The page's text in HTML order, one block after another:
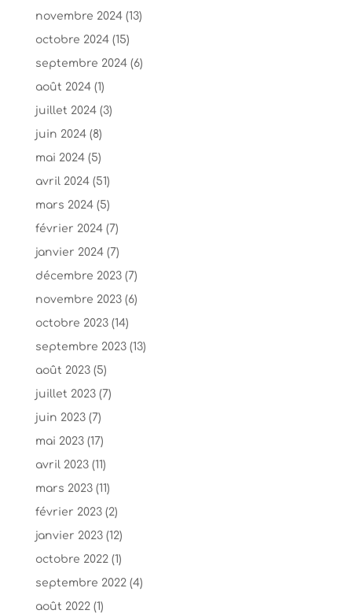
novembre 2024(13)
octobre 2024(15)
septembre 2024(6)
août 2024(1)
juillet 2024(3)
juin 2024(8)
mai 2024(5)
avril 2024(51)
mars 2024(5)
février 2024(7)
janvier 2024(7)
décembre 2023(7)
novembre 2023(6)
octobre 2023(14)
septembre 2023(13)
août 2023(5)
juillet 2023(7)
juin 2023(7)
mai 2023(17)
avril 2023(11)
mars 2023(11)
février 2023(2)
janvier 2023(12)
octobre 2022(1)
septembre 2022(4)
août 2022(1)